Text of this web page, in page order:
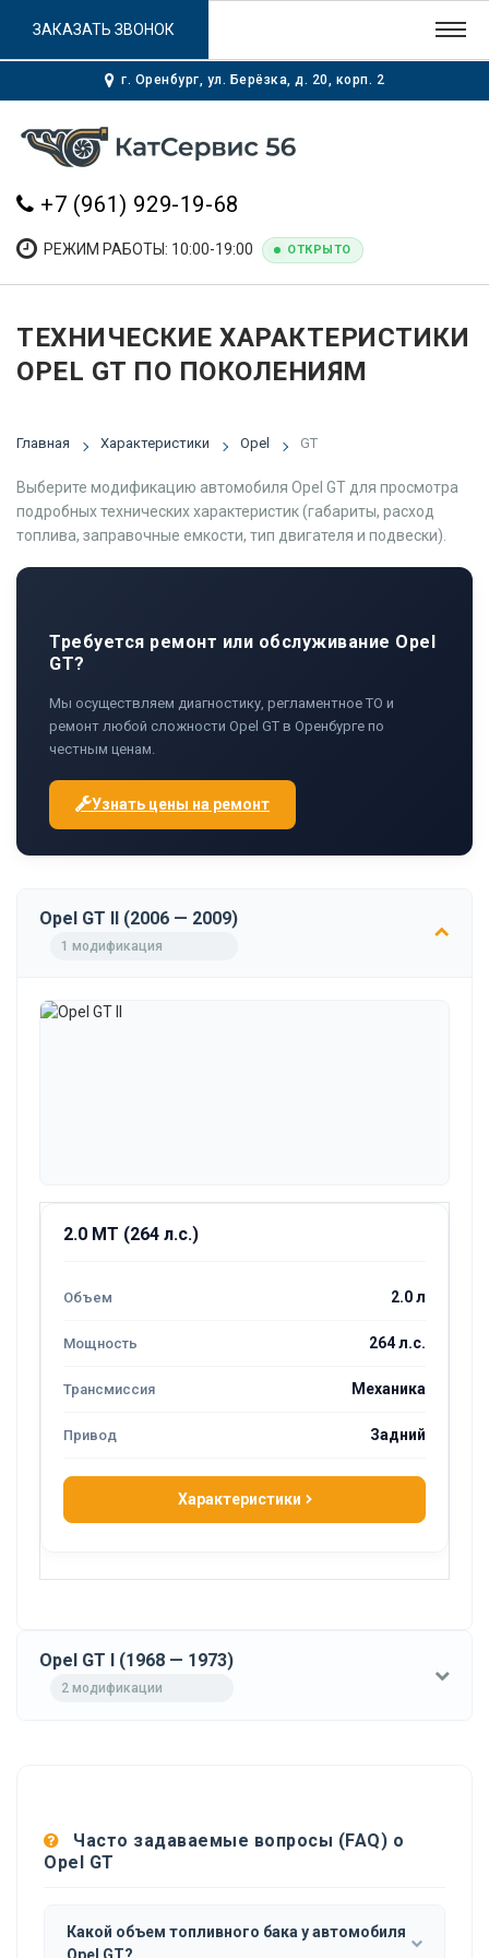
г. Оренбург, ул. Берёзка, д. 20, корп. 2
+7 (961) 929-19-68
РЕЖИМ РАБОТЫ: 10:00-19:00 ОТКРЫТО
ЗАКАЗАТЬ ЗВОНОК
ТЕХНИЧЕСКИЕ ХАРАКТЕРИСТИКИ
OPEL GT ПО ПОКОЛЕНИЯМ
Главная Характеристики Opel GT
Выберите модификацию автомобиля Opel GT для просмотра
подробных технических характеристик (габариты, расход
топлива, заправочные емкости, тип двигателя и подвески).
Требуется ремонт или обслуживание Opel
GT?
Мы осуществляем диагностику, регламентное ТО и
ремонт любой сложности Opel GT в Оренбурге по
честным ценам.
Узнать цены на ремонт
Opel GT II (2006 — 2009)
1 модификация
2.0 MT (264 л.с.)
2.0 л
264 л.с.
Механика
Задний
Характеристики
Opel GT I (1968 — 1973)
2 модификации
Часто задаваемые вопросы (FAQ) о
Opel GT
Какой объем топливного бака у автомобиля
Opel GT?